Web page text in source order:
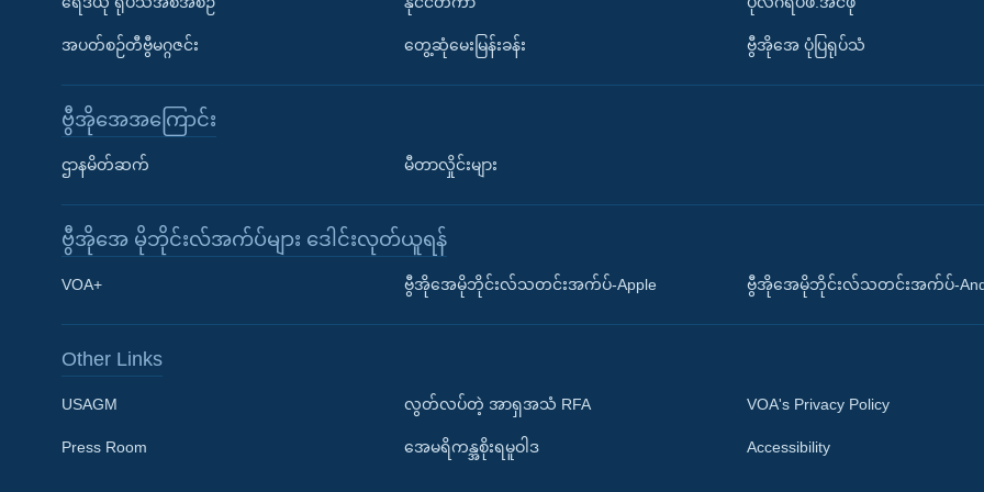
Learning English
ဘာသာစကားများ
အပတ်စဉ်တီဗွီမဂ္ဂဇင်း တွေ့ဆုံမေးမြန်းခန်း ဗွီအိုအေ ပုံပြရုပ်သံ
ဗွီအိုအေအကြောင်း
ဌာနမိတ်ဆက် မီတာလှိုင်းများ
ဗွီအိုအေ မိုဘိုင်းလ်အက်ပ်များ ဒေါင်းလုတ်ယူရန်
VOA+ ဗွီအိုအေမိုဘိုင်းလ်သတင်းအက်ပ်-Apple ဗွီအိုအေမိုဘိုင်းလ်သတင်းအက်ပ်-
Other Links
USAGM
Press Room
လွတ်လပ်တဲ့ အာရှအသံ RFA
အေမရိကန္အစိုးရမူဝါဒ
VOA's Privacy Policy
Accessibility